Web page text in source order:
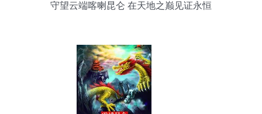
守望云端喀喇昆仑 在天地之巅见证永恒